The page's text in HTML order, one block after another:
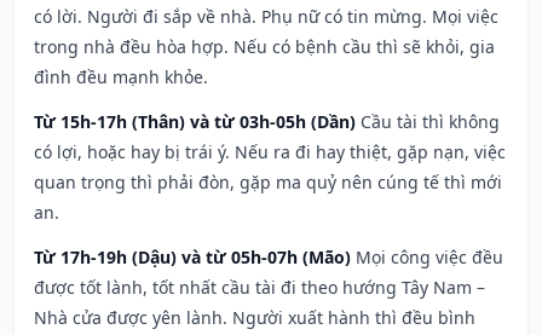
có lời. Người đi sắp về nhà. Phụ nữ có tin mừng. Mọi việc
trong nhà đều hòa hợp. Nếu có bệnh cầu thì sẽ khỏi, gia
đình đều mạnh khỏe.
Từ 15h-17h (Thân) và từ 03h-05h (Dần) Cầu tài thì không
có lợi, hoặc hay bị trái ý. Nếu ra đi hay thiệt, gặp nạn, việc
quan trọng thì phải đòn, gặp ma quỷ nên cúng tế thì mới
an.
Từ 17h-19h (Dậu) và từ 05h-07h (Mão) Mọi công việc đều
được tốt lành, tốt nhất cầu tài đi theo hướng Tây Nam –
Nhà cửa được yên lành. Người xuất hành thì đều bình